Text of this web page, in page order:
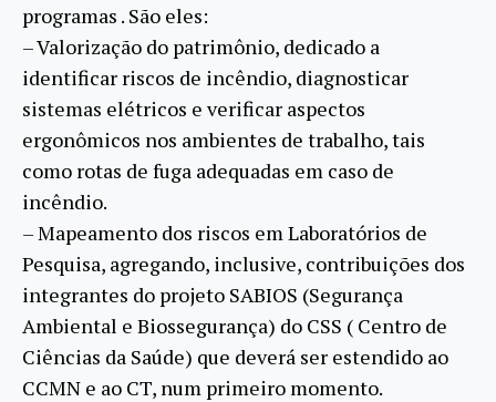
programas . São eles:
– Valorização do patrimônio, dedicado a
identificar riscos de incêndio, diagnosticar
sistemas elétricos e verificar aspectos
ergonômicos nos ambientes de trabalho, tais
como rotas de fuga adequadas em caso de
incêndio.
– Mapeamento dos riscos em Laboratórios de
Pesquisa, agregando, inclusive, contribuições dos
integrantes do projeto SABIOS (Segurança
Ambiental e Biossegurança) do CSS ( Centro de
Ciências da Saúde) que deverá ser estendido ao
CCMN e ao CT, num primeiro momento.